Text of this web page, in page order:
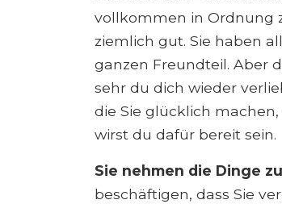
vollkommen in Ordnung
ziemlich gut. Sie haben
ganzen Freundteil. Aber
sehr du dich wieder
die Sie glücklich
wirst du dafür bereit sein.
Sie nehmen die Dinge
beschäftigen, dass Sie